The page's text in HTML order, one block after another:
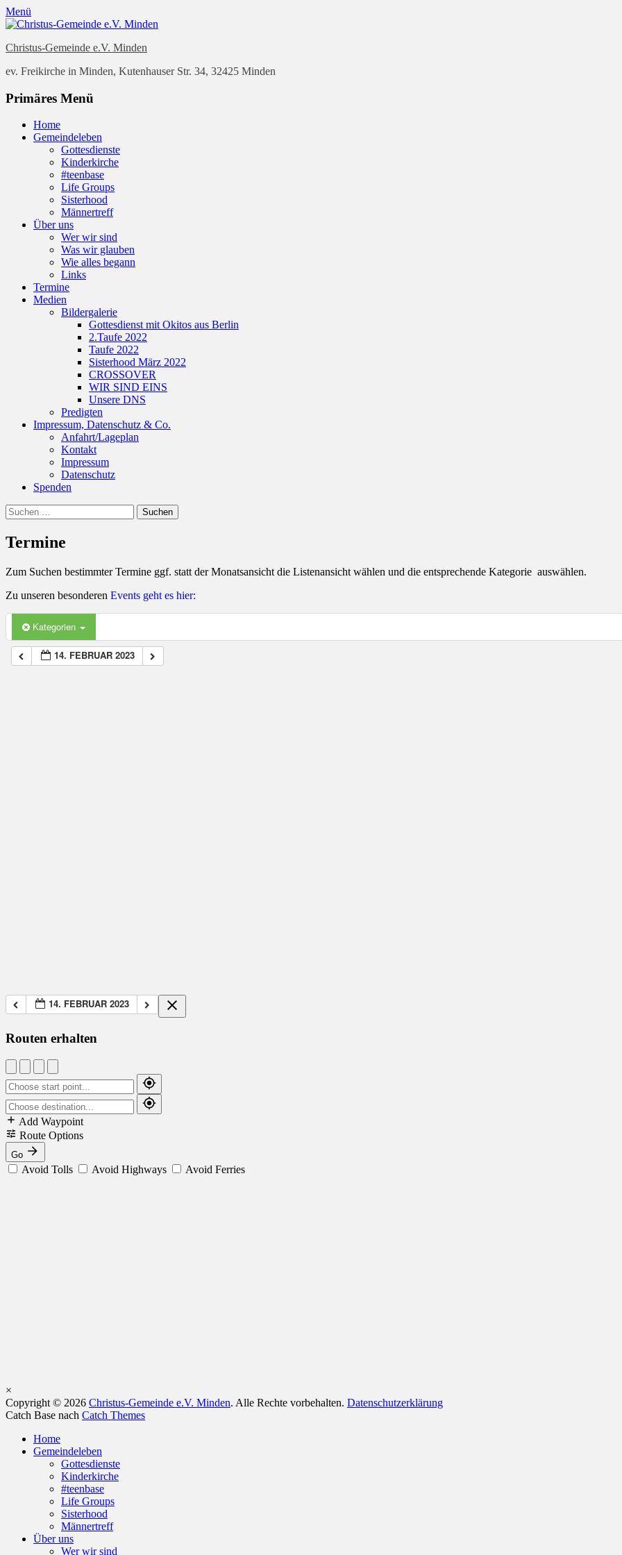
Menü
Christus-Gemeinde e.V. Minden
ev. Freikirche in Minden, Kutenhauser Str. 34, 32425 Minden
Facebook
E-
Mail
YouTube
Instagram
Website
Primäres Menü
Zum
Inhalt
Home
Gemeindeleben
Gottesdienste
Kinderkirche
#teenbase
Life Groups
Sisterhood
Männertreff
Über uns
Wer wir sind
Was wir glauben
Wie alles begann
Links
Termine
Medien
Bildergalerie
Gottesdienst mit Okitos aus Berlin
2.Taufe 2022
Taufe 2022
Sisterhood März 2022
CROSSOVER
WIR SIND EINS
Unsere DNS
Predigten
Impressum, Datenschutz & Co.
Anfahrt/Lageplan
Kontakt
Impressum
Datenschutz
Spenden
Suchen
Suche
nach:
Termine
Zum Suchen bestimmter Termine ggf. statt der Monatsansicht die Listenansicht wählen und die entsprechende Kategorie auswählen.
Zu unseren besonderen Events geht es hier:
Kategorien
14. FEBRUAR 2023
14. FEBRUAR 2023
Routen erhalten
Add Waypoint
Route Options
Go
Avoid Tolls Avoid Highways Avoid Ferries
×
Copyright © 2026 Christus-Gemeinde e.V. Minden. Alle Rechte vorbehalten. Datenschutzerklärung
Catch Base nach Catch Themes
oben
scrollen
Home
Gemeindeleben
Gottesdienste
Kinderkirche
#teenbase
Life Groups
Sisterhood
Männertreff
Über uns
Wer wir sind